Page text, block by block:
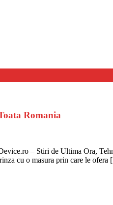
Romania
– Stiri de Ultima Ora,
cu o masura prin care le